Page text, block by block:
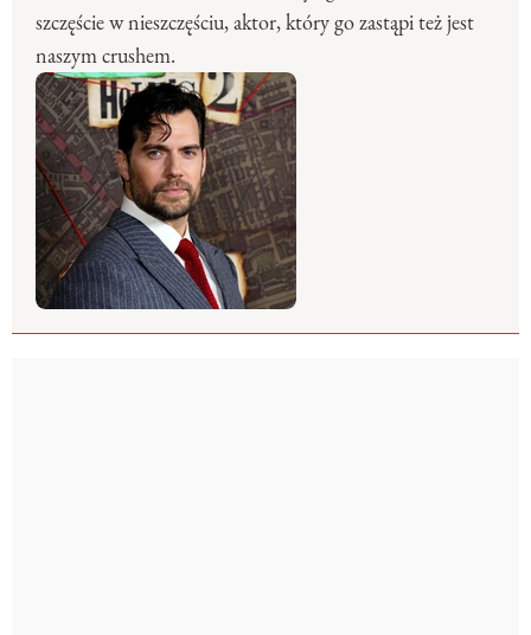
szczęście w nieszczęściu, aktor, który go zastąpi też jest
naszym crushem.